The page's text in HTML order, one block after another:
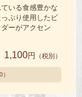
いる食感豊かな
ぷり使用したビ
ーがアクセン
1,100円 （税別）